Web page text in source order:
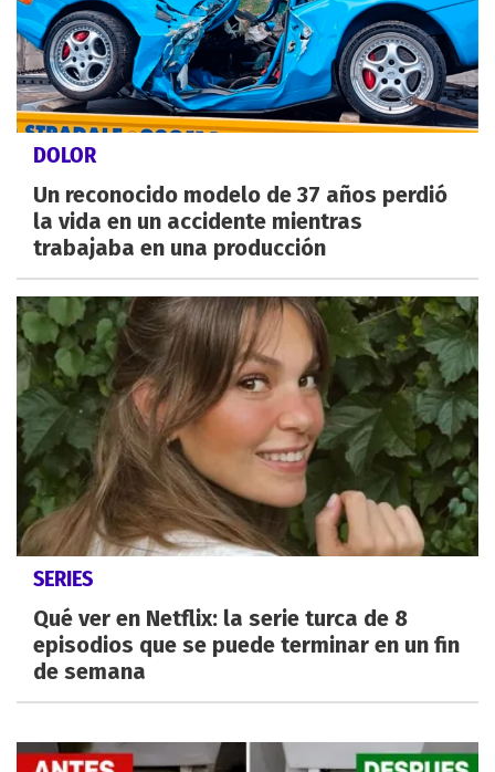
DOLOR
Un reconocido modelo de 37 años perdió
la vida en un accidente mientras
trabajaba en una producción
SERIES
Qué ver en Netflix: la serie turca de 8
episodios que se puede terminar en un fin
de semana